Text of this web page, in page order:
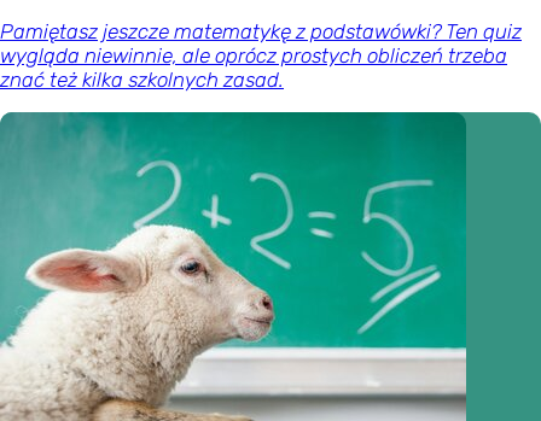
Pamiętasz jeszcze matematykę z podstawówki? Ten quiz
wygląda niewinnie, ale oprócz prostych obliczeń trzeba
znać też kilka szkolnych zasad.